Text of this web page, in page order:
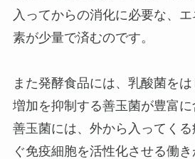
入ってからの消化に必要な、
素が少量で済むのです。
また発酵食品には、乳酸菌を
増加を抑制する善玉菌が豊富に
善玉菌には、外から入ってく
ぐ免疫細胞を活性化させる働